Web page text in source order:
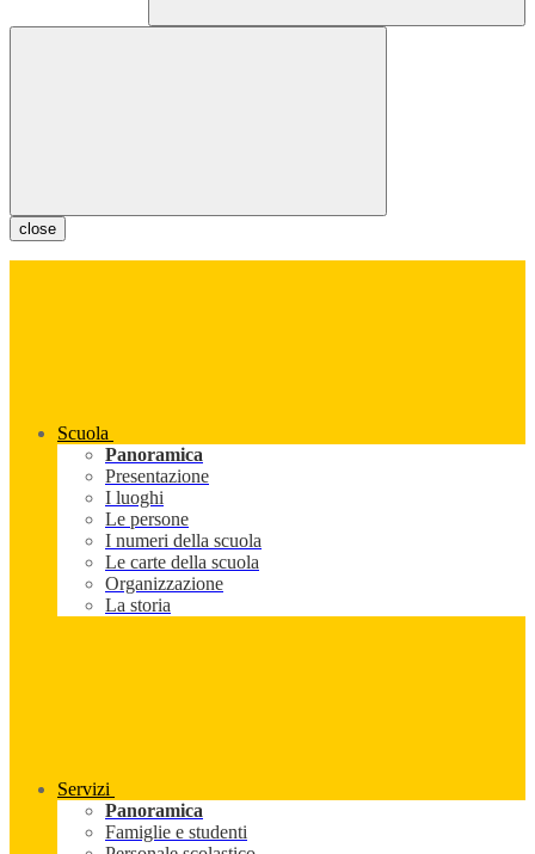
close
Scuola
Panoramica
Presentazione
I luoghi
Le persone
I numeri della scuola
Le carte della scuola
Organizzazione
La storia
Servizi
Panoramica
Famiglie e studenti